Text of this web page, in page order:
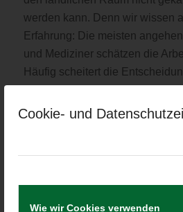
Cookie- und
Wie wir Cookies verwenden
werden kann. Denn wir wissen
Erfahrung: Die meisten
und Mediziner schätzen die
Häufig scheitert die
in der Stadt zur zweitbesten
räumen und den Weg zum
junge Ärztinnen und Ärzte